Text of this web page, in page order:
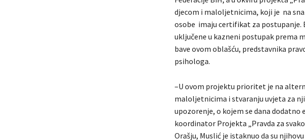
djecom i maloljetnicima, koji je na
osobe imaju certifikat za postupanje.
uključene u kazneni postupak prema
bave ovom oblašću, predstavnika
psihologa.
–U ovom projektu prioritet je na
maloljetnicima i stvaranju uvjeta za
upozorenje, o kojem se dana dodatno
koordinator Projekta „Pravda za
Orašju, Muslić je istaknuo da su